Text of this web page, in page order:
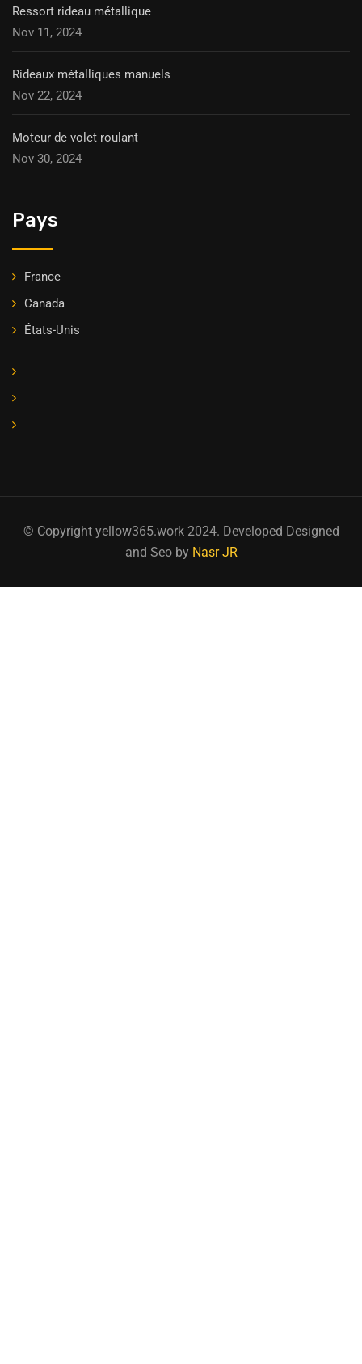
Ressort rideau métallique
Nov 11, 2024
Rideaux métalliques manuels
Nov 22, 2024
Moteur de volet roulant
Nov 30, 2024
Pays
France
Canada
États-Unis
© Copyright yellow365.work 2024. Developed Designed
and Seo by Nasr JR